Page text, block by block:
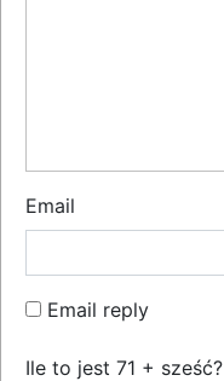
Email
Email reply
Ile to jest 71 + sześć?